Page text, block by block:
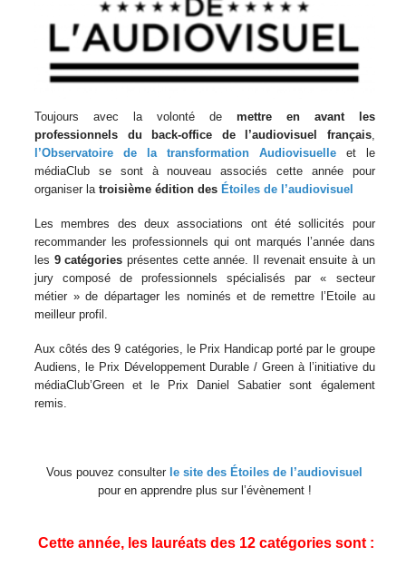
Toujours avec la volonté de mettre en avant les
professionnels du back-office de l’audiovisuel français,
l’Observatoire de la transformation Audiovisuelleet le
médiaClub se sont à nouveau associés cette année pour
organiser latroisième édition des Étoiles de l’audiovisuel
Les membres des deux associations ont été sollicités pour
recommander les professionnels qui ont marqués l’année dans
les 9 catégories présentes cette année. Il revenait ensuite à un
jury composé de professionnels spécialisés par « secteur
métier » de départager les nominés et de remettre l’Etoile au
meilleur profil.
Aux côtés des 9 catégories, le Prix Handicap porté par le groupe
Audiens, le Prix Développement Durable / Green à l’initiative du
médiaClub’Green et le Prix Daniel Sabatier sont également
remis.
Vous pouvez consulter le site des Étoiles de l’audiovisuel
pour en apprendre plus sur l’évènement !
Cette année, les lauréats des 12 catégories sont :